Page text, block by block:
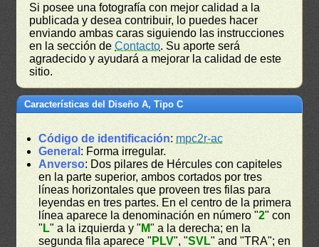
Si posee una fotografía con mejor calidad a la
publicada y desea contribuir, lo puedes hacer
enviando ambas caras siguiendo las instrucciones
en la sección deContacto. Su aporte será
agradecido y ayudará a mejorar la calidad de este
sitio.
Características del Diseño A, Tipo C
Código de identificación: mpc2r-ac
General : Forma irregular.
Anverso: Dos pilares de Hércules con capiteles
en la parte superior, ambos cortados por tres
líneas horizontales que proveen tres filas para
leyendas en tres partes. En el centro de la primera
línea aparece la denominación en número "2" con
" L" a la izquierda y " M" a la derecha; en la
segunda fila aparece " PLV", "SVL" and "TRA"; en